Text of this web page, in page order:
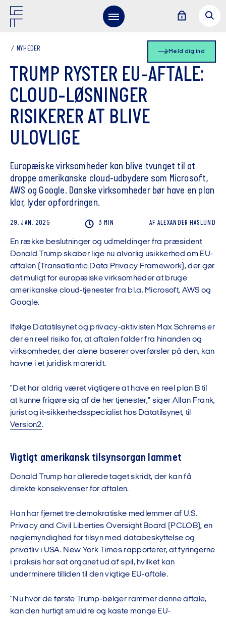
Meld dig ind
NYHEDER
TRUMP RYSTER EU-AFTALE:
CLOUD-LØSNINGER
RISIKERER AT BLIVE
ULOVLIGE
Europæiske virksomheder kan blive tvunget til at
droppe amerikanske cloud-udbydere som Microsoft,
AWS og Google. Danske virksomheder bør have en plan
klar, lyder opfordringen.
29. JAN. 2025 3 MIN AF ALEXANDER HASLUND
En række beslutninger og udmeldinger fra præsident
Donald Trump skaber lige nu alvorlig usikkerhed om EU-
aftalen (Transatlantic Data Privacy Framework), der gør
det muligt for europæiske virksomheder at bruge
amerikanske cloud-tjenester fra bl.a. Microsoft, AWS og
Google.
Ifølge Datatilsynet og privacy-aktivisten Max Schrems er
der en reel risiko for, at aftalen falder fra hinanden og
virksomheder, der alene baserer overførsler på den, kan
havne i et juridisk mareridt.
"Det har aldrig været vigtigere at have en reel plan B til
at kunne frigøre sig af de her tjenester," siger Allan Frank,
jurist og it-sikkerhedsspecialist hos Datatilsynet, til
Version2.
Vigtigt amerikansk tilsynsorgan lammet
Donald Trump har allerede taget skridt, der kan få
direkte konsekvenser for aftalen.
Han har fjernet tre demokratiske medlemmer af U.S.
Privacy and Civil Liberties Oversight Board (PCLOB), en
nøglemyndighed for tilsyn med databeskyttelse og
privatliv i USA. New York Times rapporterer, at fyringerne
i praksis har sat organet ud af spil, hvilket kan
underminere tilliden til den vigtige EU-aftale.
"Nu hvor de første Trump-bølger rammer denne aftale,
kan den hurtigt smuldre og kaste mange EU-